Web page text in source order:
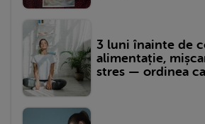
3 luni înainte de
alimentație,
stres — ordinea